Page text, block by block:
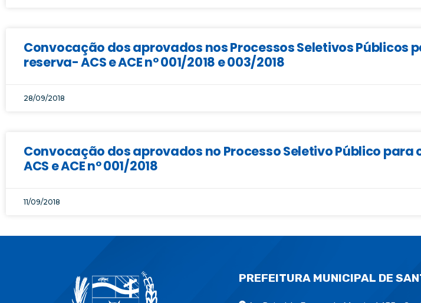
Convocação dos aprovados nos Processos Seletivos
reserva- ACS e ACE n° 001/2018 e 003/2018
28/09/2018
Convocação dos aprovados no Processo Seletivo Público
ACS e ACE n° 001/2018
11/09/2018
PREFEITURA MUNICIPAL DE